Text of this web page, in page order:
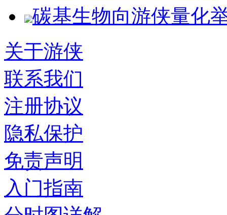
碳基生物向游侠量化
关于游侠
联系我们
注册协议
隐私保护
免责声明
入门指南